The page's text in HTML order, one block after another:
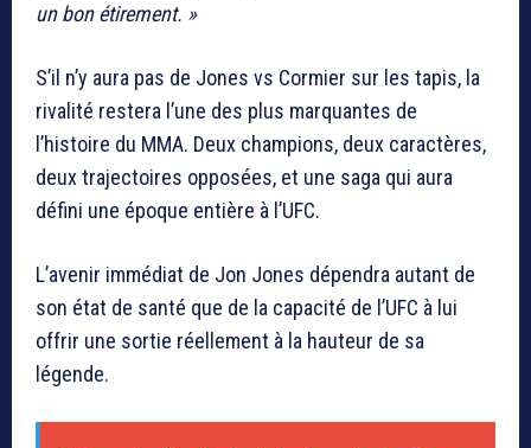
un bon étirement. »
S’il n’y aura pas de Jones vs Cormier sur les tapis, la
rivalité restera l’une des plus marquantes de
l’histoire du MMA. Deux champions, deux caractères,
deux trajectoires opposées, et une saga qui aura
défini une époque entière à l’UFC.
L’avenir immédiat de Jon Jones dépendra autant de
son état de santé que de la capacité de l’UFC à lui
offrir une sortie réellement à la hauteur de sa
légende.